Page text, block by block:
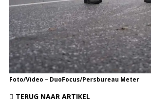
Foto/Video – DuoFocus/Persbureau Meter
TERUG NAAR ARTIKEL